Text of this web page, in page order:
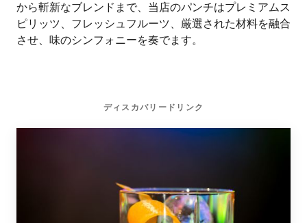
から斬新なブレンドまで、当店のパンチはプレミアムス
ピリッツ、フレッシュフルーツ、厳選された材料を融合
させ、味のシンフォニーを奏でます。
ディスカバリードリンク